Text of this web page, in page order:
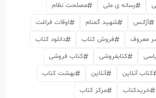
رسانه ی ملی
مصلحت نظام
آژانس شهید گمنام
اوقات فراغت
معروف فروش کتاب
دانلود کتاب
کتابفروشی
کتاب فروشی
کتاب آنلاین آنلاین
بهشت کتاب
خریدکتاب
مرکز کتاب